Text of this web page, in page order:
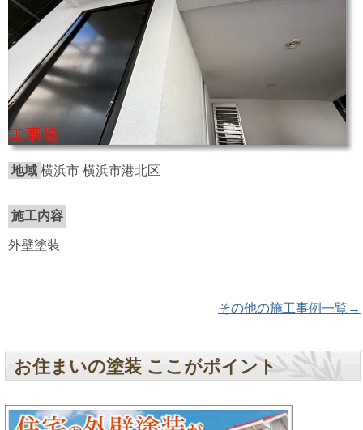
地域 横浜市 横浜市港北区
施工内容
外壁塗装
その他の施工事例一覧→
お住まいの塗装 ここがポイント